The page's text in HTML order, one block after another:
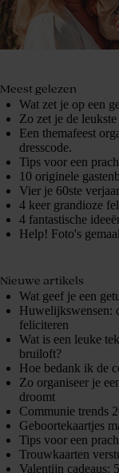
Meest gelezen
Wat zet je op een
Zo zet je de
Een themafeest
dresscode.
Tips voor een
10 originele
Vier je 60ste
4 keer grandioze
4 fantastische
Help! Foto's
Nieuwe artikels
Wat geef je een
Huwelijkswensen:
feliciteren
Wat is een leuke
bruiloft?
Hoe bedank ik de
Zo organiseer je
droomt
Communie trends
Geboortekaartjes
Tips voor een
Trouwkaarten
Valentijn cadeaus: